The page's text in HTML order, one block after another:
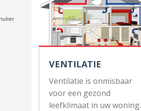
VENTILATIE
Ventilatie is onmisbaar
voor een gezond
leefklimaat in uw woning.